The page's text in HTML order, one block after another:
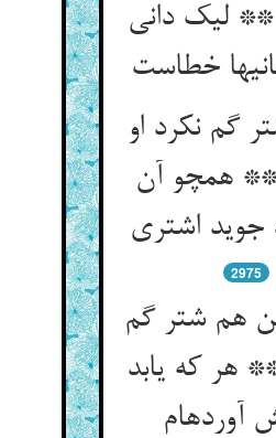
لیک دانی
خطاست‏
گم نکرد او
** همچو آن
جوید اشتری‏
2975
هم شتر گم
هر که یابد
آورده‏ام‏